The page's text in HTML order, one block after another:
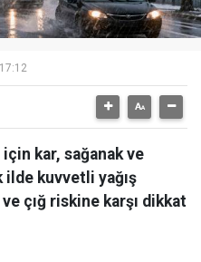
için kar, sağanak ve
ilde kuvvetli yağış
çığ riskine karşı dikkat